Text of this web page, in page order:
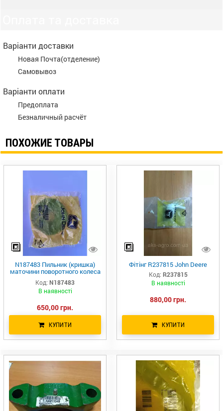
Варіанти доставки
Новая Почта(отделение)
Самовывоз
Варіанти оплати
Предоплата
Безналичный расчёт
ПОХОЖИЕ ТОВАРЫ
N187483 Пильник (кришка)
маточини поворотного колеса
john Deere
Код: N187483
В наявності
650,00 грн.
КУПИТИ
Фітінг R237815 John Deere
Код: R237815
В наявності
880,00 грн.
КУПИТИ